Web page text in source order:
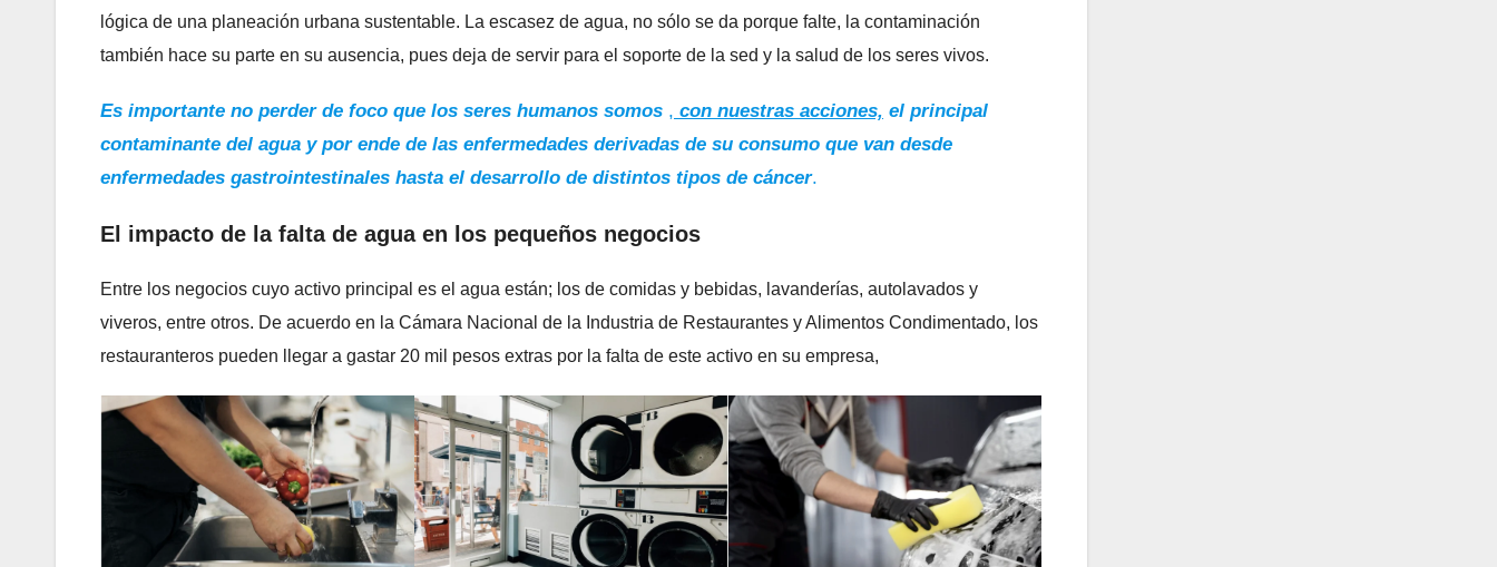
lógica de una planeación urbana sustentable. La escasez de agua, no sólo se da porque falte, la contaminación
también hace su parte en su ausencia, pues deja de servir para el soporte de la sed y la salud de los seres vivos.
Es importante no perder de foco que los seres humanos somos , con nuestras acciones, el principal
contaminante del agua y por ende de las enfermedades derivadas de su consumo que van desde
enfermedades gastrointestinales hasta el desarrollo de distintos tipos de cáncer.
El impacto de la falta de agua en los pequeños negocios
Entre los negocios cuyo activo principal es el agua están; los de comidas y bebidas, lavanderías, autolavados y
viveros, entre otros. De acuerdo en la Cámara Nacional de la Industria de Restaurantes y Alimentos Condimentado, los
restauranteros pueden llegar a gastar 20 mil pesos extras por la falta de este activo en su empresa,